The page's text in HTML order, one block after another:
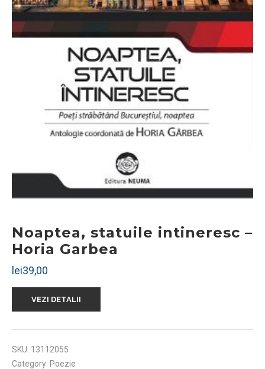
Noaptea, statuile intineresc –
Horia Garbea
lei39,00
VEZI DETALII
SKU: 13112055
Category: Poezie